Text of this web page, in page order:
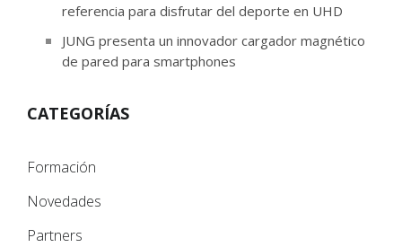
referencia para disfrutar del deporte en UHD
JUNG presenta un innovador cargador magnético
de pared para smartphones
CATEGORÍAS
Formación
Novedades
Partners